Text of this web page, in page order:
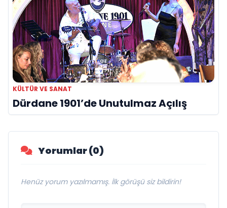
KÜLTÜR VE SANAT
Dürdane 1901’de Unutulmaz Açılış
Yorumlar (0)
Henüz yorum yazılmamış. İlk görüşü siz bildirin!